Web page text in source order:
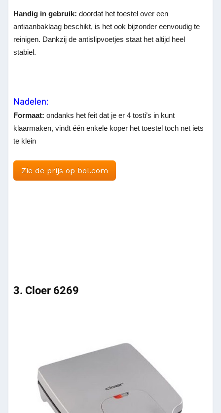
Handig in gebruik: doordat het toestel over een
antiaanbaklaag beschikt, is het ook bijzonder eenvoudig te
reinigen. Dankzij de antislipvoetjes staat het altijd heel
stabiel.
Nadelen:
Formaat: ondanks het feit dat je er 4 tosti’s in kunt
klaarmaken, vindt één enkele koper het toestel toch net iets
te klein
Zie de prijs op bol.com
3. Cloer 6269